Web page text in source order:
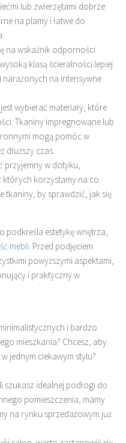
lub zwierzętami dobrze
na plamy i łatwe do
na wskaźnik odporności
klasą ścieralności lepiej
narażonych na intensywne
wybierać materiały, które
Tkaniny impregnowane lub
mogą pomóc w
dłuższy czas.
przyjemny w dotyku,
których korzystamy na co
tkaniny, by sprawdzić, jak się
podkreśla estetykę wnętrza,
mebli. Przed podjęciem
powyższymi aspektami,
i praktyczny w
i bardzo
mieszkania? Chcesz, aby
jednym ciekawym stylu?
szukasz idealnej podłogi do
pomieszczenia, mamy
na rynku sprzedażowym już